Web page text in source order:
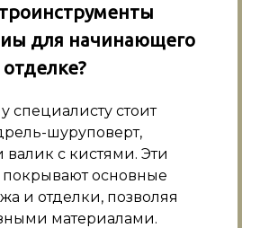
для начинающего
стоит
шуруповерт,
валик с кистями. Эти
основные
и отделки, позволяя
материалами.